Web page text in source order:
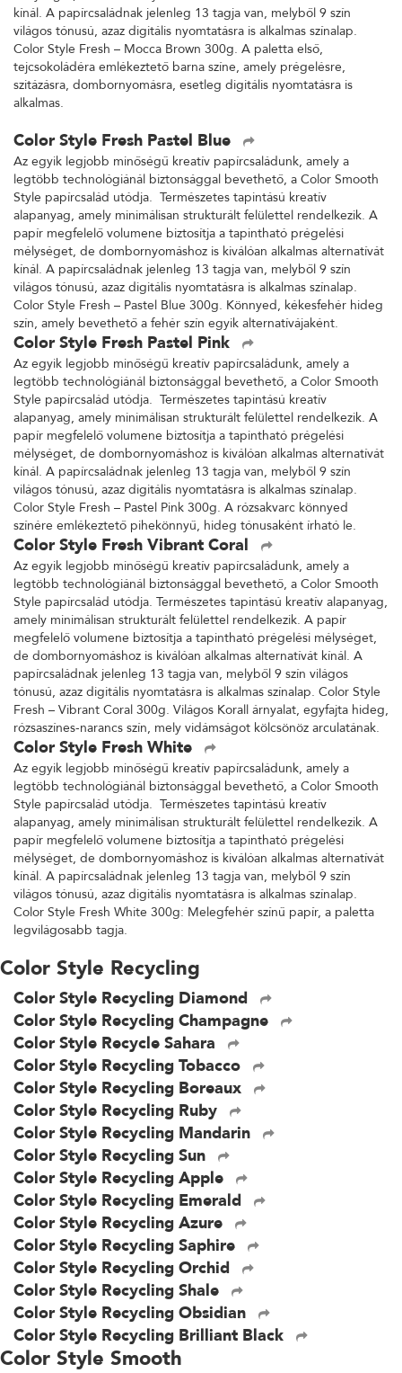
kínál. A papírcsaládnak jelenleg 13 tagja van, melyből 9 szín
világos tónusú, azaz digitális nyomtatásra is alkalmas színalap.
Color Style Fresh – Mocca Brown 300g. A paletta első,
tejcsokoládéra emlékeztető barna színe, amely prégelésre,
szitázásra, dombornyomásra, esetleg digitális nyomtatásra is
alkalmas.
Color Style Fresh Pastel Blue
Az egyik legjobb minőségű kreatív papírcsaládunk, amely a
legtöbb technológiánál biztonsággal bevethető, a Color Smooth
Style papírcsalád utódja. Természetes tapintású kreatív
alapanyag, amely minimálisan strukturált felülettel rendelkezik. A
papír megfelelő volumene biztosítja a tapintható prégelési
mélységet, de dombornyomáshoz is kiválóan alkalmas alternatívát
kínál. A papírcsaládnak jelenleg 13 tagja van, melyből 9 szín
világos tónusú, azaz digitális nyomtatásra is alkalmas színalap.
Color Style Fresh – Pastel Blue 300g. Könnyed, kékesfehér hideg
szín, amely bevethető a fehér szín egyik alternatívájaként.
Color Style Fresh Pastel Pink
Az egyik legjobb minőségű kreatív papírcsaládunk, amely a
legtöbb technológiánál biztonsággal bevethető, a Color Smooth
Style papírcsalád utódja. Természetes tapintású kreatív
alapanyag, amely minimálisan strukturált felülettel rendelkezik. A
papír megfelelő volumene biztosítja a tapintható prégelési
mélységet, de dombornyomáshoz is kiválóan alkalmas alternatívát
kínál. A papírcsaládnak jelenleg 13 tagja van, melyből 9 szín
világos tónusú, azaz digitális nyomtatásra is alkalmas színalap.
Color Style Fresh – Pastel Pink 300g. A rózsakvarc könnyed
színére emlékeztető pihekönnyű, hideg tónusaként írható le.
Color Style Fresh Vibrant Coral
Az egyik legjobb minőségű kreatív papírcsaládunk, amely a
legtöbb technológiánál biztonsággal bevethető, a Color Smooth
Style papírcsalád utódja. Természetes tapintású kreatív alapanyag,
amely minimálisan strukturált felülettel rendelkezik. A papír
megfelelő volumene biztosítja a tapintható prégelési mélységet,
de dombornyomáshoz is kiválóan alkalmas alternatívát kínál. A
papírcsaládnak jelenleg 13 tagja van, melyből 9 szín világos
tónusú, azaz digitális nyomtatásra is alkalmas színalap. Color Style
Fresh – Vibrant Coral 300g. Világos Korall árnyalat, egyfajta hideg,
rózsaszínes-narancs szín, mely vidámságot kölcsönöz arculatának.
Color Style Fresh White
Az egyik legjobb minőségű kreatív papírcsaládunk, amely a
legtöbb technológiánál biztonsággal bevethető, a Color Smooth
Style papírcsalád utódja. Természetes tapintású kreatív
alapanyag, amely minimálisan strukturált felülettel rendelkezik. A
papír megfelelő volumene biztosítja a tapintható prégelési
mélységet, de dombornyomáshoz is kiválóan alkalmas alternatívát
kínál. A papírcsaládnak jelenleg 13 tagja van, melyből 9 szín
világos tónusú, azaz digitális nyomtatásra is alkalmas színalap.
Color Style Fresh White 300g: Melegfehér színű papír, a paletta
legvilágosabb tagja.
Color Style Recycling
Color Style Recycling Diamond
Color Style Recycling Champagne
Color Style Recycle Sahara
Color Style Recycling Tobacco
Color Style Recycling Boreaux
Color Style Recycling Ruby
Color Style Recycling Mandarin
Color Style Recycling Sun
Color Style Recycling Apple
Color Style Recycling Emerald
Color Style Recycling Azure
Color Style Recycling Saphire
Color Style Recycling Orchid
Color Style Recycling Shale
Color Style Recycling Obsidian
Color Style Recycling Brilliant Black
Color Style Smooth